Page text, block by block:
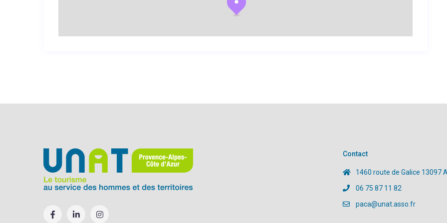
Contact
1460 route de Galice 13097
06 75 87 11 82
paca@unat.asso.fr